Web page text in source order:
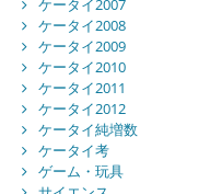
ケータイ2007
ケータイ2008
ケータイ2009
ケータイ2010
ケータイ2011
ケータイ2012
ケータイ純増数
ケータイ考
ゲーム・玩具